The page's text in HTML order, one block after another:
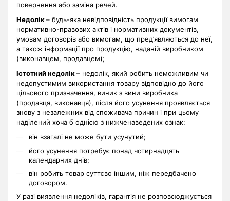
повернення або заміна речей.
Недолік– будь-яка невідповідність продукції вимогам
нормативно-правових актів і нормативних документів,
умовам договорів або вимогам, що пред’являються до неї,
а також інформації про продукцію, наданій виробником
(виконавцем, продавцем);
Істотний недолік– недолік, який робить неможливим чи
недопустимим використання товару відповідно до його
цільового призначення, виник з вини виробника
(продавця, виконавця), після його усунення проявляється
знову з незалежних від споживача причин і при цьому
наділений хоча б однією з нижченаведених ознак:
він взагалі не може бути усунутий;
його усунення потребує понад чотирнадцять
календарних днів;
він робить товар суттєво іншим, ніж передбачено
договором.
У разі виявлення недоліків, гарантія не розповсюджується